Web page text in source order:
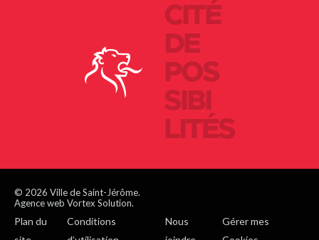
CITÉ
DE
POS
SIBI
LITÉS
© 2026 Ville de Saint-Jérôme.
Agence web Vortex Solution.
Plan du
Conditions
Nous
Gérer mes